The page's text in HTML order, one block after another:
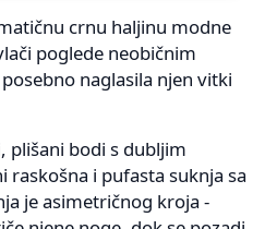
crnu haljinu modne
poglede neobičnim
naglasila njen vitki
plišani bodi s dubljim
raskošna i pufasta suknja sa
je asimetričnog kroja -